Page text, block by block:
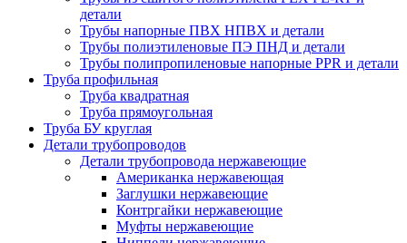
детали
Трубы напорные ПВХ НПВХ и детали
Трубы полиэтиленовые ПЭ ПНД и детали
Трубы полипропиленовые напорные PPR и детали
Труба профильная
Труба квадратная
Труба прямоугольная
Труба БУ круглая
Детали трубопроводов
Детали трубопровода нержавеющие
Американка нержавеющая
Заглушки нержавеющие
Контргайки нержавеющие
Муфты нержавеющие